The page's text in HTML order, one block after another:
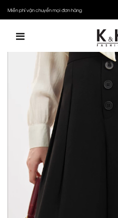
Miễn phí vận chuyển mọi đơn hàng